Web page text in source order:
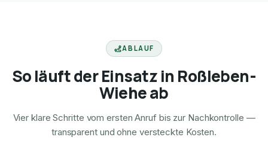
ABLAUF
So läuft der Einsatz in Roßleben-
Wiehe ab
Vier klare Schritte vom ersten Anruf bis zur Nachkontrolle —
transparent und ohne versteckte Kosten.